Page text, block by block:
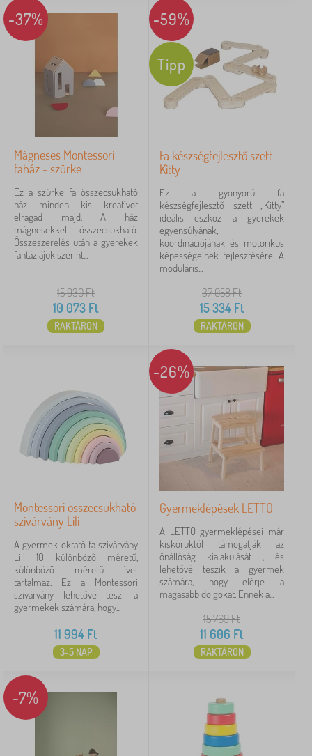
Címkék
SZŰRÉS
-37%
Mágneses Montessori
faház - szürke
Ez a szürke fa összecsukható
ház minden kis kreatívot
elragad majd. A ház
mágnesekkel összecsukható.
Összeszerelés után a gyerekek
fantáziájuk szerint...
15 930Ft
10 073 Ft
RAKTÁRON
-59%
Tipp
Fa készségfejlesztő szett
Kitty
Ez a gyönyörű fa
készségfejlesztő szett „Kitty”
ideális eszköz a gyerekek
egyensúlyának,
koordinációjának és motorikus
képességeinek fejlesztésére. A
moduláris...
37 058Ft
15 334Ft
RAKTÁRON
Montessori összecsukható
szivárvány Lili
A gyermek oktató fa szivárvány
Lili 10 különböző méretű,
különböző méretű ívet
tartalmaz. Ez a Montessori
szivárvány lehetővé teszi a
gyermekek számára, hogy...
11 994 Ft
3-5 NAP
-26%
Gyermeklépések LETTO
A LETTO gyermeklépései már
kiskoruktól támogatják az
önállóság kialakulását , és
lehetővé teszik a gyermek
számára, hogy elérje a
magasabb dolgokat. Ennek a...
15 769Ft
11 606 Ft
RAKTÁRON
-7%